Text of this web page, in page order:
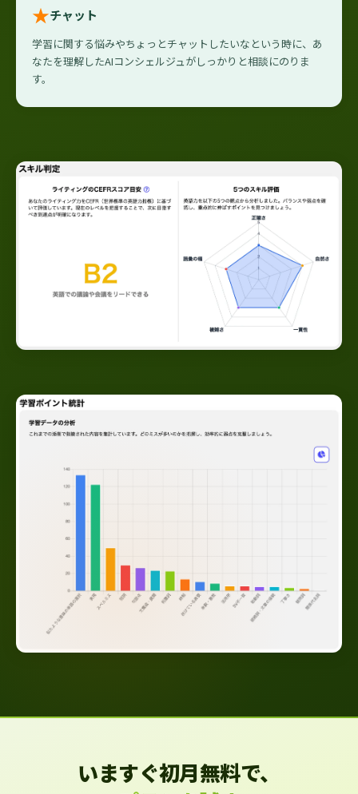
★チャット
学習に関する悩みやちょっとチャットしたいなという時に、あ
なたを理解したAIコンシェルジュがしっかりと相談にのりま
す。
いますぐ初月無料で、